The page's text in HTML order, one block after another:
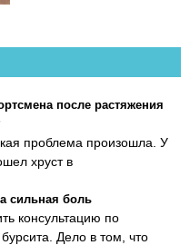
после растяжения
проблема произошла. У
хруст в
сильная боль
консультацию по
Дело в том, что